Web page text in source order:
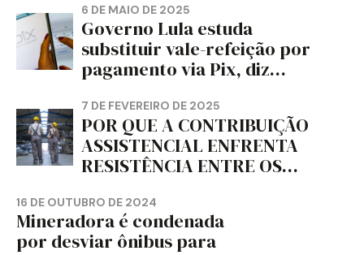
CORTIÇA E ARTEFATOS DE
PAPEL DO ESTADO DO
PARANÁ – FETRAPEL-PR
6 DE MAIO DE 2025
Governo Lula estuda
substituir vale-refeição por
pagamento via Pix, diz
7 DE FEVEREIRO DE 2025
POR QUE A CONTRIBUIÇÃO
ASSISTENCIAL ENFRENTA
RESISTÊNCIA ENTRE OS
16 DE OUTUBRO DE 2024
Mineradora é condenada
por desviar ônibus para